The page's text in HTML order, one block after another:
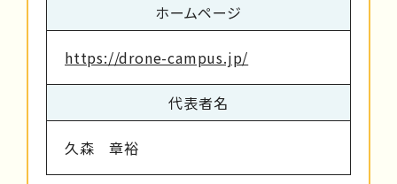
ホームページ
https://drone-campus.jp/
代表者名
久森 章裕